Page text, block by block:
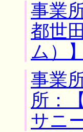
事業
都世
ム）】
事業
所：
サニ